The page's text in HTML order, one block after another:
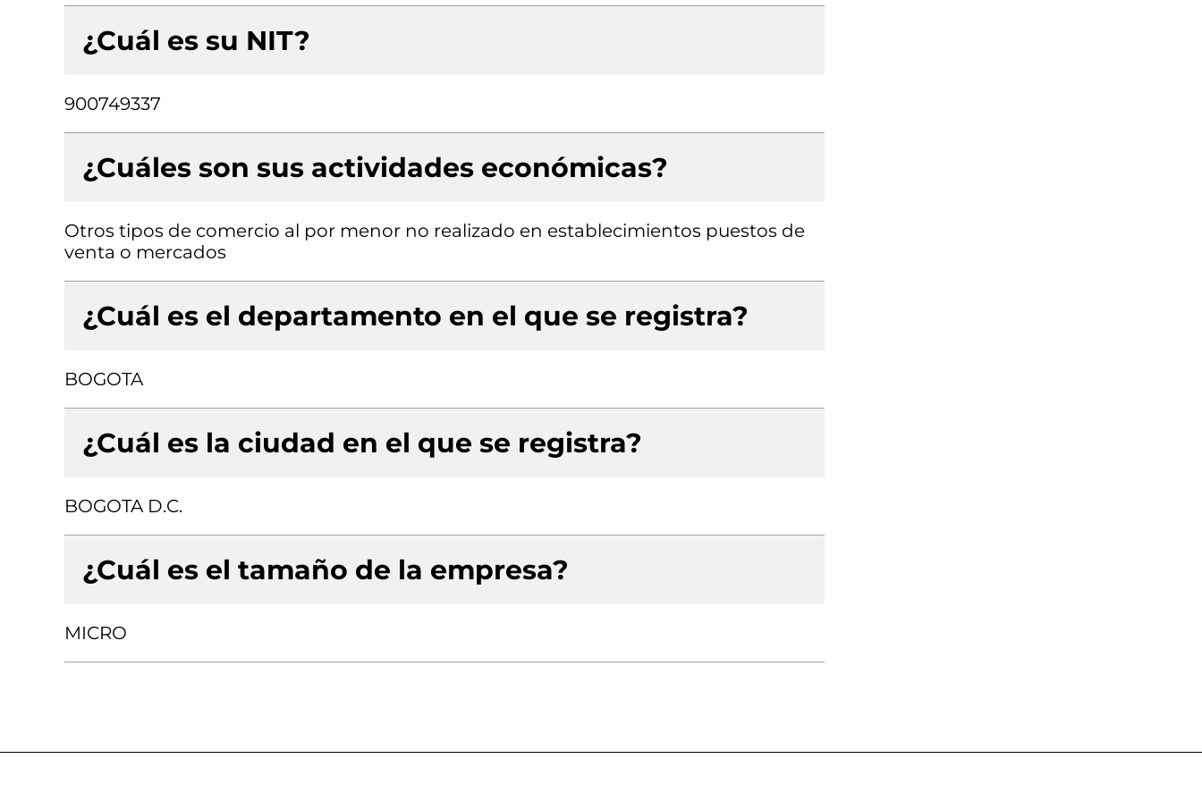
¿Cuál es su NIT?
900749337
¿Cuáles son sus actividades económicas?
Otros tipos de comercio al por menor no realizado en establecimientos puestos de
venta o mercados
¿Cuál es el departamento en el que se registra?
BOGOTA
¿Cuál es la ciudad en el que se registra?
BOGOTA D.C.
¿Cuál es el tamaño de la empresa?
MICRO